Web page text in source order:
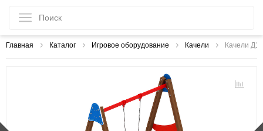
Главная Каталог Игровое оборудование Качели Качели Д1